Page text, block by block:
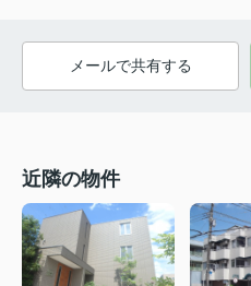
メールで共有する
近隣の物件